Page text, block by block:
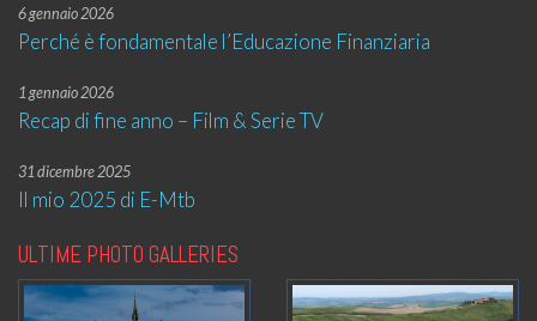
6 gennaio 2026
Perché è fondamentale l’Educazione Finanziaria
1 gennaio 2026
Recap di fine anno – Film & Serie TV
31 dicembre 2025
Il mio 2025 di E-Mtb
ULTIME PHOTO GALLERIES